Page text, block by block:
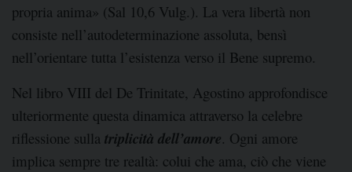
propria anima» (Sal 10,6 Vulg.). La vera libertà non
consiste nell’autodeterminazione assoluta, bensì
nell’orientare tutta l’esistenza verso il Bene supremo.
Nel libro VIII del De Trinitate, Agostino approfondisce
ulteriormente questa dinamica attraverso la celebre
riflessione sulla triplicità dell’amore. Ogni amore
implica sempre tre realtà: colui che ama, ciò che viene